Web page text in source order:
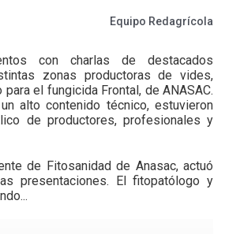
Equipo Redagrícola
con charlas de destacados
zonas productoras de vides,
el fungicida Frontal, de ANASAC.
alto contenido técnico, estuvieron
de productores, profesionales y
de Fitosanidad de Anasac, actuó
presentaciones. El fitopatólogo y